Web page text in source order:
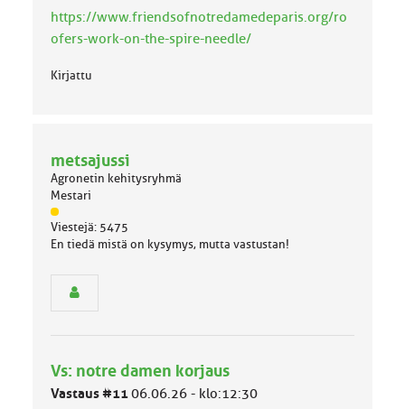
a
https://www.friendsofnotredamedeparis.org/ro
ofers-work-on-the-spire-needle/
Kirjattu
metsajussi
Agronetin kehitysryhmä
Mestari
J
ä
s
ä
l
Viestejä: 5475
En tiedä mistä on kysymys, mutta vastustan!
Vs: notre damen korjaus
Vastaus #1106.06.26 - klo:12:30